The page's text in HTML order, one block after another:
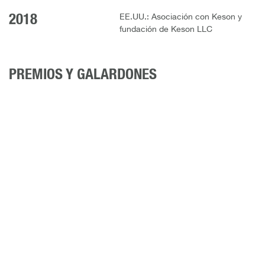
2018
EE.UU.: Asociación con Keson y
fundación de Keson LLC
PREMIOS Y GALARDONES